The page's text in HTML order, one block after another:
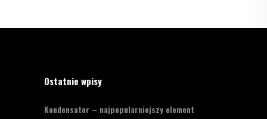
Ostatnie wpisy
Kondensator – najpopularniejszy element